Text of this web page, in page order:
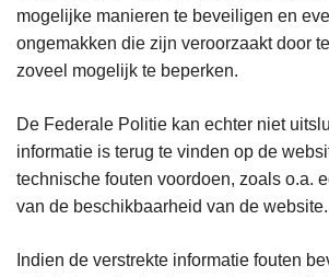
mogelijke manieren te beveiligen en
ongemakken die zijn veroorzaakt door
zoveel mogelijk te beperken.
De Federale Politie kan echter niet
informatie is terug te vinden op de
technische fouten voordoen, zoals o.a.
van de beschikbaarheid van de website.
Indien de verstrekte informatie fouten